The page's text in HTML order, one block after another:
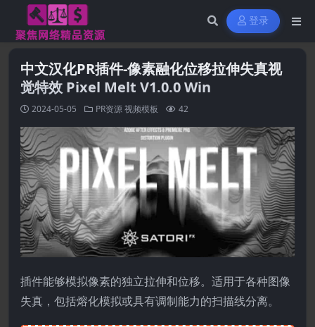
登录
中文汉化PR插件-像素融化位移拉伸失真视
觉特效 Pixel Melt V1.0.0 Win
2024-05-05 PR资源视频模板 42
插件能够模拟像素的独立拉伸和位移。适用于各种图像
失真，包括熔化模拟或具有调制能力的扫描线分离。